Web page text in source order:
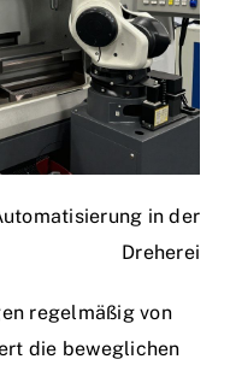
in der
Dreherei
regelmäßig von
die beweglichen